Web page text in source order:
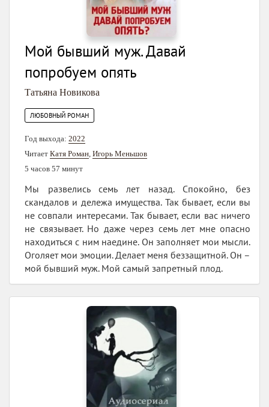
Мой бывший муж. Давай
попробуем опять
Татьяна Новикова
ЛЮБОВНЫЙ РОМАН
Год выхода: 2022
Читает Катя Роман, Игорь Меньшов
5 часов 57 минут
Мы развелись семь лет назад. Спокойно, без
скандалов и дележа имущества. Так бывает, если вы
не совпали интересами. Так бывает, если вас ничего
не связывает. Но даже через семь лет мне опасно
находиться с ним наедине. Он заполняет мои мысли.
Оголяет мои эмоции. Делает меня беззащитной. Он –
мой бывший муж. Мой самый запретный плод.